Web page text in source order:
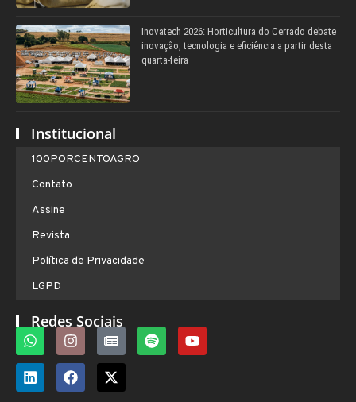
Inovatech 2026: Horticultura do Cerrado debate
inovação, tecnologia e eficiência a partir desta
quarta-feira
Institucional
100PORCENTOAGRO
Contato
Assine
Revista
Política de Privacidade
LGPD
Redes Sociais